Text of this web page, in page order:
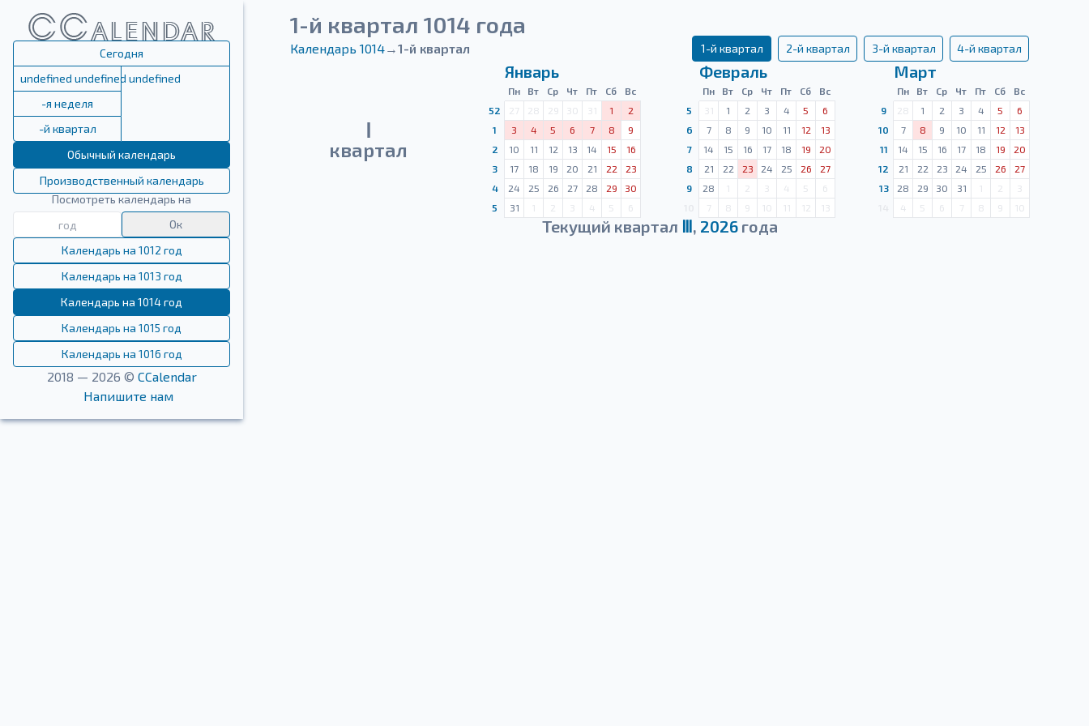
Сегодня
undefined undefined undefined
-я неделя
-й квартал
Обычный календарь
Производственный календарь
Посмотреть календарь на
Ок
Календарь на 1012 год
Календарь на 1013 год
Календарь на 1014 год
Календарь на 1015 год
Календарь на 1016 год
2018 — 2026 © CCalendar
Напишите нам
1-й квартал 1014 года
Календарь 1014→1-й квартал 1-й квартал 2-й квартал 3-й квартал 4-й квартал
Ⅰ
квартал
Январь
Пн Вт Ср Чт Пт Сб
Вс
52
27 28 29 30 31 1
2
1
3 4 5 6 7 8
9
2
10 11 12 13 14 15
16
3
17 18 19 20 21 22
23
4
24 25 26 27 28 29
30
5
31 1 2 3 4 5 6
Февраль
Пн Вт Ср Чт Пт Сб
Вс
5
31 1 2 3 4 5
6
6
7 8 9 10 11 12
13
7
14 15 16 17 18 19
20
8
21 22 23 24 25 26
27
9
28 1 2 3 4 5
6
7 8 9 10 11 12 13
Март
Пн Вт Ср Чт Пт Сб
Вс
9
28 1 2 3 4 5
6
10
7 8 9 10 11 12
13
11
14 15 16 17 18 19
20
12
21 22 23 24 25 26
27
13
28 29 30 31 1 2
3
4 5 6 7 8 9 10
Текущий квартал Ⅲ, 2026года